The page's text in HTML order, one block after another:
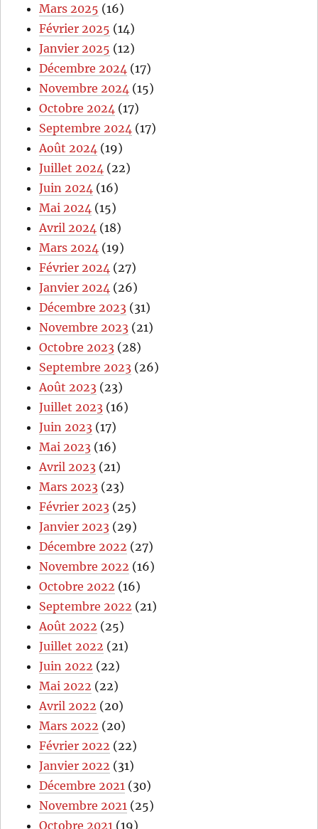
Mars 2025 (16)
Février 2025 (14)
Janvier 2025 (12)
Décembre 2024 (17)
Novembre 2024 (15)
Octobre 2024 (17)
Septembre 2024 (17)
Août 2024 (19)
Juillet 2024 (22)
Juin 2024 (16)
Mai 2024 (15)
Avril 2024 (18)
Mars 2024 (19)
Février 2024 (27)
Janvier 2024 (26)
Décembre 2023 (31)
Novembre 2023 (21)
Octobre 2023 (28)
Septembre 2023 (26)
Août 2023 (23)
Juillet 2023 (16)
Juin 2023 (17)
Mai 2023 (16)
Avril 2023 (21)
Mars 2023 (23)
Février 2023 (25)
Janvier 2023 (29)
Décembre 2022 (27)
Novembre 2022 (16)
Octobre 2022 (16)
Septembre 2022 (21)
Août 2022 (25)
Juillet 2022 (21)
Juin 2022 (22)
Mai 2022 (22)
Avril 2022 (20)
Mars 2022 (20)
Février 2022 (22)
Janvier 2022 (31)
Décembre 2021 (30)
Novembre 2021 (25)
Octobre 2021 (19)